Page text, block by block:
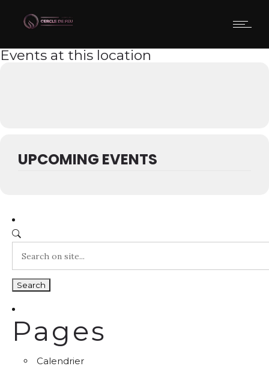
Events at this location
UPCOMING EVENTS
Pages
Calendrier